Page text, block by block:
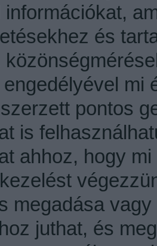
információkat,
és
mi
pontos
is
ahhoz, hogy
megadása
juthat, és